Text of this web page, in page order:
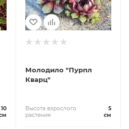
10
Молодило "Пурпл
Кварц"
Высота взрослого
растения
5
см